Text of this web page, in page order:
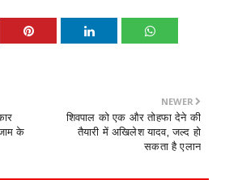
NEWER
शिवपाल को एक और तोहफा देने की
तैयारी में अखिलेश यादव, जल्द हो
सकता है एलान
के